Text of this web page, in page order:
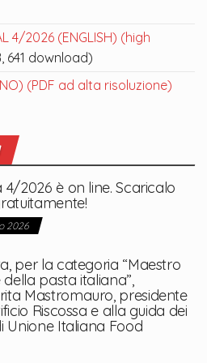
4/2026 (ENGLISH) (high
641 download)
(PDF ad alta risoluzione)
4/2026 è on line. Scaricalo
2026
per la categoria “Maestro
della pasta italiana”,
Mastromauro, presidente
Riscossa e alla guida dei
Unione Italiana Food